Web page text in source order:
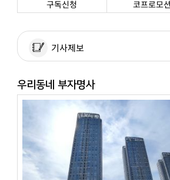
구독신청 코프로모션
기사제보
우리동네 부자명사